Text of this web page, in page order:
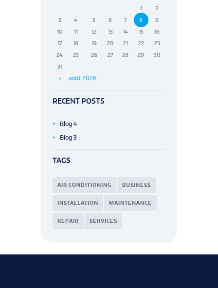
août 2026
1
2
3
4 5 6 7 8
9
10
11 12 13 14 15
16
17
18 19 20 21 22
23
24
25 26 27 28 29
30
31
RECENT POSTS
Blog 4
Blog 3
TAGS
AIR CONDITIONING BUSINESS
INSTALLATION MAINTENANCE
REPAIR SERVICES